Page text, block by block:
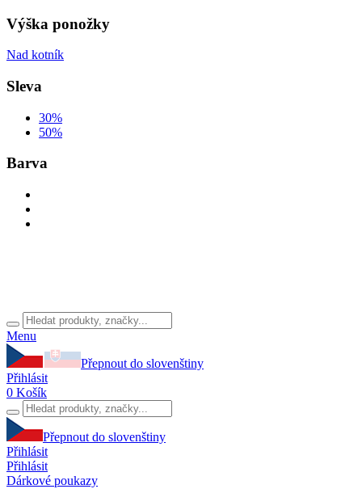
Výška ponožky
Nad kotník
Sleva
30%
50%
Barva
Menu
Přepnout do slovenštiny
Přihlásit
0 Košík
Přepnout do slovenštiny
Přihlásit
Přihlásit
Dárkové poukazy